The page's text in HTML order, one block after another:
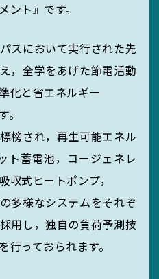
ト』です。
スにおいて実行された先
，全学をあげた節電活動
化と省エネルギー
榜され，再生可能エネル
ト蓄電池，コージェネレ
収式ヒートポンプ，
多様なシステムをそれぞ
用し，独自の負荷予測技
っておられます。